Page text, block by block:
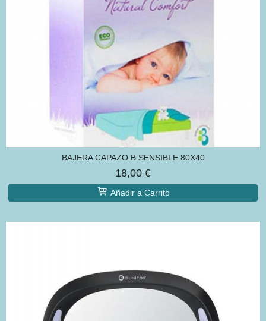
BAJERA CAPAZO B.SENSIBLE 80X40
18,00 €
Añadir a Carrito